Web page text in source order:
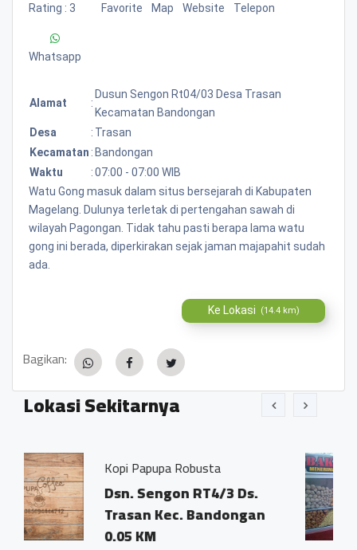
Rating : 3 Favorite Map Website Telepon
Whatsapp
Alamat :
Dusun Sengon Rt04/03 Desa Trasan
Kecamatan Bandongan
Desa
: Trasan
Kecamatan : Bandongan
Waktu
:07:00 - 07:00 WIB
Watu Gong masuk dalam situs bersejarah di Kabupaten
Magelang. Dulunya terletak di pertengahan sawah di
wilayah Pagongan. Tidak tahu pasti berapa lama watu
gong ini berada, diperkirakan sejak jaman majapahit sudah
ada.
Ke Lokasi (14.4 km)
Bagikan:
Lokasi Sekitarnya
Robusta
RT4/3 Ds.
Bandongan
Bakso Pak Dios
Dsn.
Trasan Kec.
0.02 KM